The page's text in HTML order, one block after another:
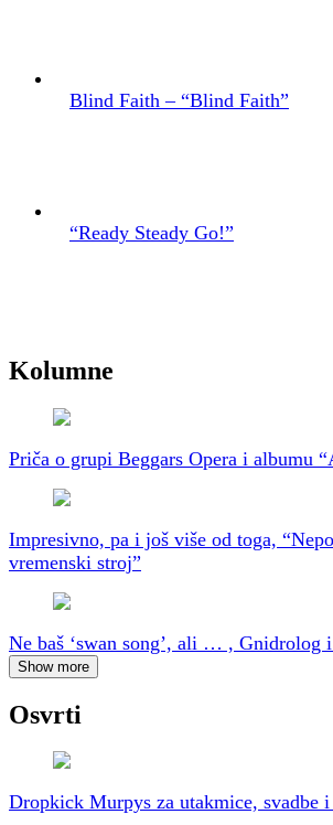
Blind Faith – “Blind Faith”
“Ready Steady Go!”
Kolumne
Priča o grupi Beggars Opera i albumu
Impresivno, pa i još više od toga,
vremenski stroj”
Ne baš ‘swan song’, ali … , Gnidrolog
Show more
Osvrti
Dropkick Murpys za utakmice, svadbe